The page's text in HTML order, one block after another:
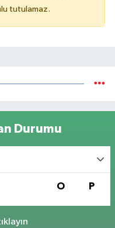
tutulamaz.
Durumu
O P